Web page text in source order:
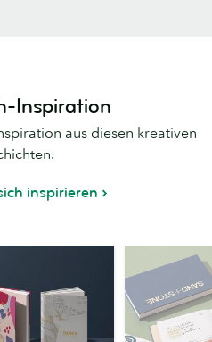
Inspiration
aus diesen kreativen
inspirieren